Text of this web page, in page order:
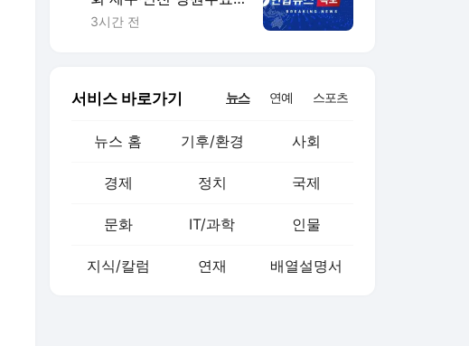
서 승리
3시간 전
서비스 바로가기 뉴스 연예 스포츠
뉴스 홈 기후/환경 사회
경제 정치 국제
문화 IT/과학 인물
지식/칼럼 연재 배열설명서